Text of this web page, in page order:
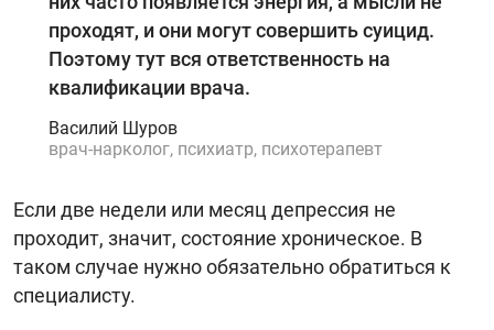
проходят, и они могут совершить суицид.
Поэтому тут вся ответственность на
квалификации врача.
Василий Шуров
врач-нарколог, психиатр, психотерапевт
Если две недели или месяц депрессия не
проходит, значит, состояние хроническое. В
таком случае нужно обязательно обратиться к
специалисту.